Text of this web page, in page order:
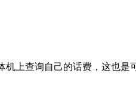
上查询自己的话费，这也